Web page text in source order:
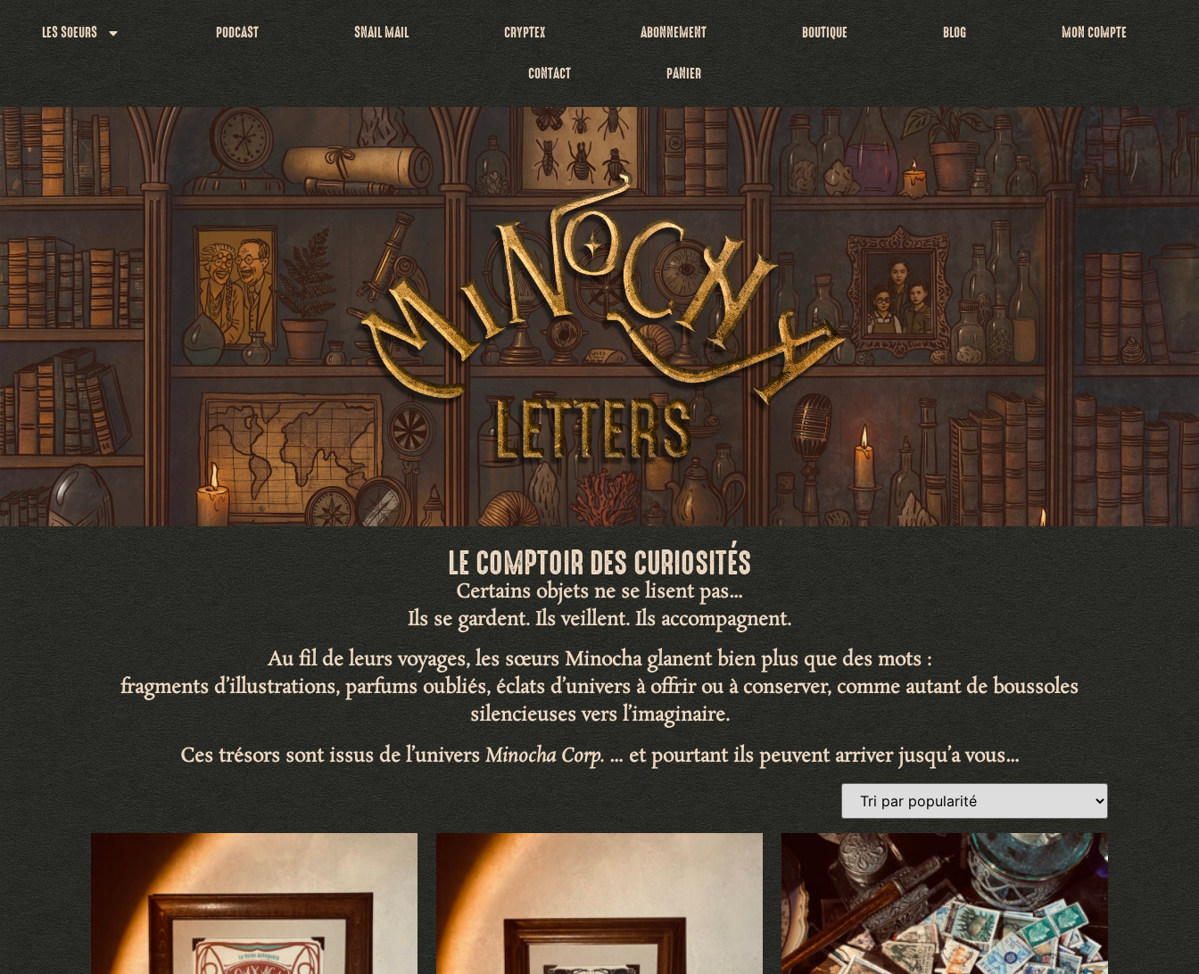
LES SOEURS PODCAST SNAIL MAIL CRYPTEX ABONNEMENT BOUTIQUE BLOG
MON COMPTE
CONTACT
PANIER
LE COMPTOIR DES CURIOSITÉS
Certains objets ne se lisent pas…
Ils se gardent. Ils veillent. Ils accompagnent.
Au fil de leurs voyages, les sœurs Minocha glanent bien plus que des mots :
fragments d’illustrations,parfums oubliés, éclats d’universà offrir ou à conserver, comme autant deboussoles
silencieuses vers l’imaginaire.
Ces trésors sont issus de l’universMinocha Corp.… et pourtant ils peuvent arriver jusqu’a vous…